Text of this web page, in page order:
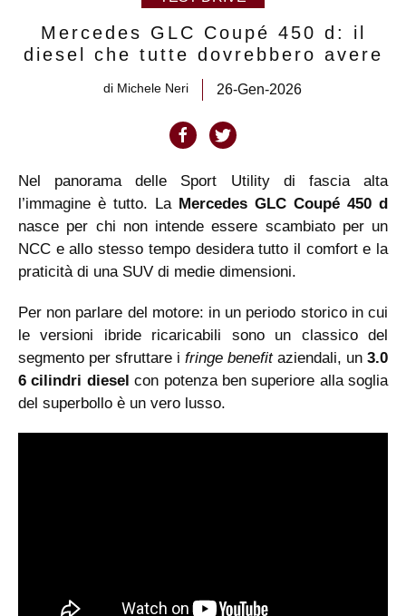
Mercedes GLC Coupé 450 d: il
diesel che tutte dovrebbero avere
di Michele Neri 26-Gen-2026
Nel panorama delle Sport Utility di fascia alta
l’immagine è tutto. La Mercedes GLC Coupé 450 d
nasce per chi non intende essere scambiato per un
NCC e allo stesso tempo desidera tutto il comfort e la
praticità di una SUV di medie dimensioni.
Per non parlare del motore: in un periodo storico in cui
le versioni ibride ricaricabili sono un classico del
segmento per sfruttare i fringe benefit aziendali, un 3.0
6 cilindri dieselcon potenza ben superiore alla soglia
del superbollo è un vero lusso.